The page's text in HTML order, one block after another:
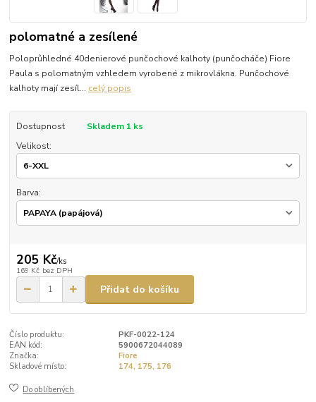
polomatné a zesílené
Poloprůhledné 40denierové punčochové kalhoty (punčocháče) Fiore
Paula s polomatným vzhledem vyrobené z mikrovlákna. Punčochové
kalhoty mají zesíl... celý popis
Dostupnost
Skladem 1 ks
Velikost:
Barva:
205 Kč/ks
169 Kč bez DPH
Přidat do košíku
Číslo produktu:
PKF-0022-124
EAN kód:
5900672044089
Značka:
Fiore
Skladové místo:
174, 175, 176
Do oblíbených